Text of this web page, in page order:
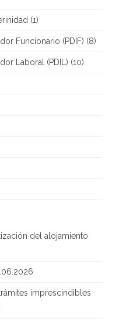
(1)
Funcionario (PDIF) (8)
Laboral (PDIL) (10)
del alojamiento
imprescindibles